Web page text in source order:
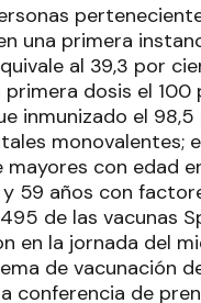
una primera
al 39,3 por
primera dosis el
inmunizado el
monovalentes;
con edad
59 años con
de las vacunas
en la jornada del
de vacunación
conferencia de